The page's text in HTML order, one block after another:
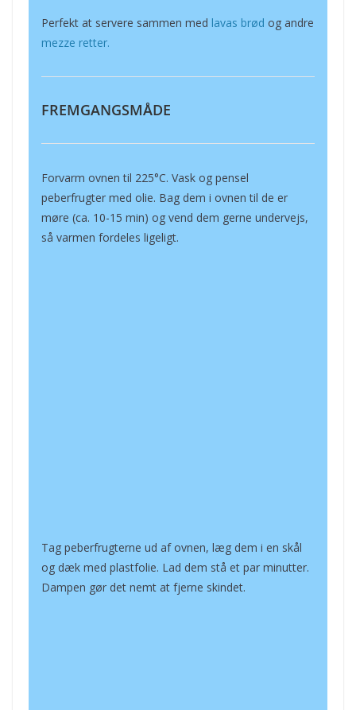
Perfekt at servere sammen med lavas brød og andre
mezze retter.
FREMGANGSMÅDE
Forvarm ovnen til 225°C. Vask og pensel
peberfrugter med olie. Bag dem i ovnen til de er
møre (ca. 10-15 min) og vend dem gerne undervejs,
så varmen fordeles ligeligt.
Tag peberfrugterne ud af ovnen, læg dem i en skål
og dæk med plastfolie. Lad dem stå et par minutter.
Dampen gør det nemt at fjerne skindet.